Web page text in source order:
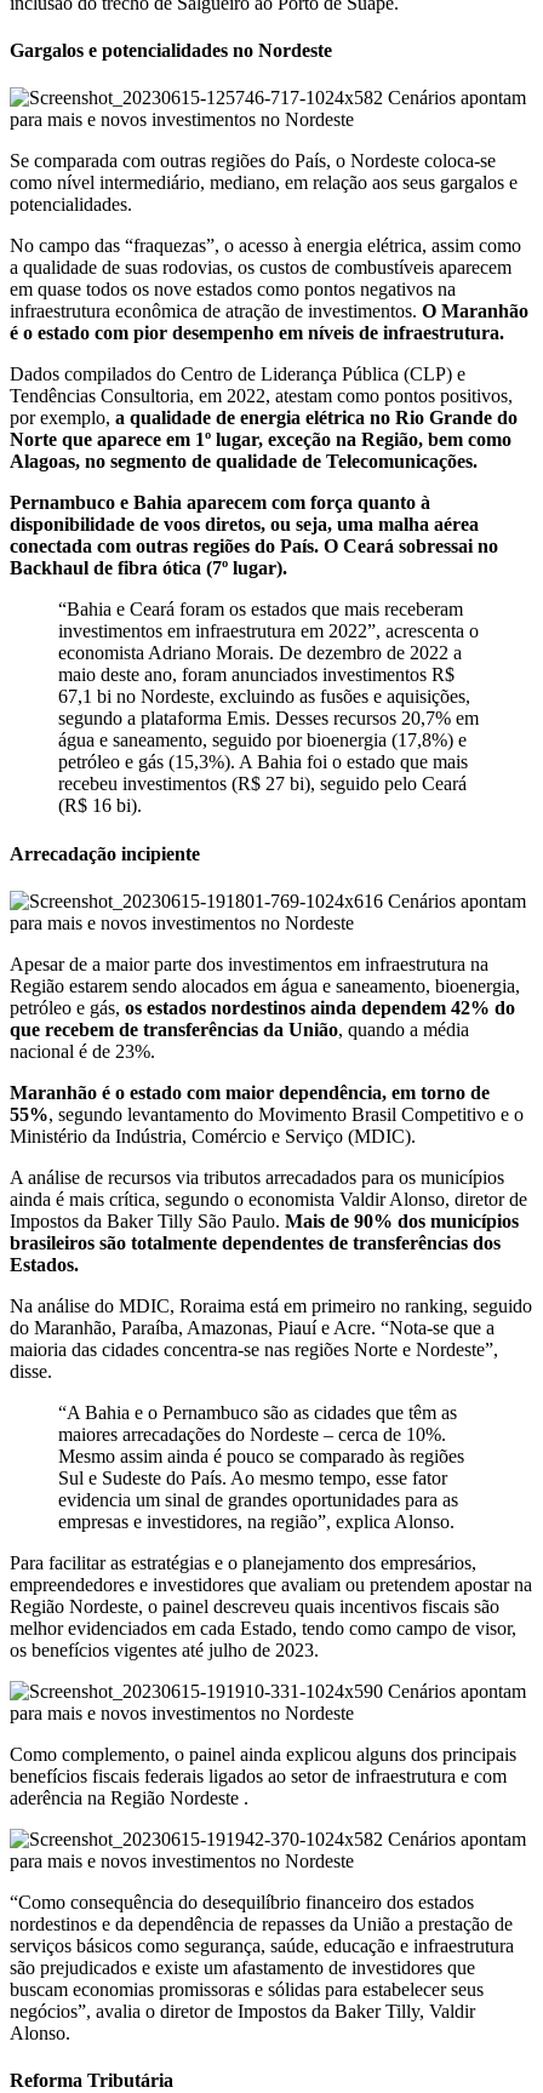
Gargalos e potencialidades no Nordeste
Se comparada com outras regiões do País, o Nordeste coloca-se
como nível intermediário, mediano, em relação aos seus gargalos e
potencialidades.
No campo das “fraquezas”, o acesso à energia elétrica, assim como
a qualidade de suas rodovias, os custos de combustíveis aparecem
em quase todos os nove estados como pontos negativos na
infraestrutura econômica de atração de investimentos. O Maranhão
é o estado com pior desempenho em níveis de infraestrutura.
Dados compilados do Centro de Liderança Pública (CLP) e
Tendências Consultoria, em 2022, atestam como pontos positivos,
por exemplo, a qualidade de energia elétrica no Rio Grande do
Norte que aparece em 1º lugar, exceção na Região, bem como
Alagoas, no segmento de qualidade de Telecomunicações.
Pernambuco e Bahia aparecem com força quanto à
disponibilidade de voos diretos, ou seja, uma malha aérea
conectada com outras regiões do País. O Ceará sobressai no
Backhaul de fibra ótica (7º lugar).
“Bahia e Ceará foram os estados que mais receberam
investimentos em infraestrutura em 2022”, acrescenta o
economista Adriano Morais. De dezembro de 2022 a
maio deste ano, foram anunciados investimentos R$
67,1 bi no Nordeste, excluindo as fusões e aquisições,
segundo a plataforma Emis. Desses recursos 20,7% em
água e saneamento, seguido por bioenergia (17,8%) e
petróleo e gás (15,3%). A Bahia foi o estado que mais
recebeu investimentos (R$ 27 bi), seguido pelo Ceará
(R$ 16 bi).
Arrecadação incipiente
Apesar de a maior parte dos investimentos em infraestrutura na
Região estarem sendo alocados em água e saneamento, bioenergia,
petróleo e gás, os estados nordestinos ainda dependem 42% do
que recebem de transferências da União, quando a média
nacional é de 23%.
Maranhão é o estado com maior dependência, em torno de
55%, segundo levantamento do Movimento Brasil Competitivo e o
Ministério da Indústria, Comércio e Serviço (MDIC).
A análise de recursos via tributos arrecadados para os municípios
ainda é mais crítica, segundo o economista Valdir Alonso, diretor de
Impostos da Baker Tilly São Paulo. Mais de 90% dos municípios
brasileiros são totalmente dependentes de transferências dos
Estados.
Na análise do MDIC, Roraima está em primeiro no ranking, seguido
do Maranhão, Paraíba, Amazonas, Piauí e Acre. “Nota-se que a
maioria das cidades concentra-se nas regiões Norte e Nordeste”,
disse.
“A Bahia e o Pernambuco são as cidades que têm as
maiores arrecadações do Nordeste – cerca de 10%.
Mesmo assim ainda é pouco se comparado às regiões
Sul e Sudeste do País. Ao mesmo tempo, esse fator
evidencia um sinal de grandes oportunidades para as
empresas e investidores, na região”, explica Alonso.
Para facilitar as estratégias e o planejamento dos empresários,
empreendedores e investidores que avaliam ou pretendem apostar na
Região Nordeste, o painel descreveu quais incentivos fiscais são
melhor evidenciados em cada Estado, tendo como campo de visor,
os benefícios vigentes até julho de 2023.
Como complemento, o painel ainda explicou alguns dos principais
benefícios fiscais federais ligados ao setor de infraestrutura e com
aderência na Região Nordeste .
“Como consequência do desequilíbrio financeiro dos estados
nordestinos e da dependência de repasses da União a prestação de
serviços básicos como segurança, saúde, educação e infraestrutura
são prejudicados e existe um afastamento de investidores que
buscam economias promissoras e sólidas para estabelecer seus
negócios”, avalia o diretor de Impostos da Baker Tilly, Valdir
Alonso.
Reforma Tributária